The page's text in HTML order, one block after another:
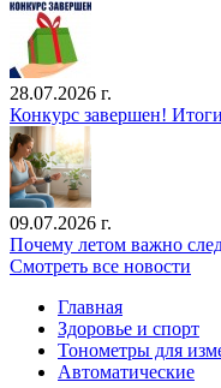
28.07.2026 г.
Конкурс завершен!
09.07.2026 г.
Почему летом важно
Смотреть все новости
Главная
Здоровье и спорт
Тонометры для
Автоматические